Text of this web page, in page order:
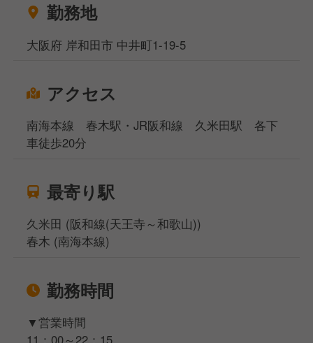
勤務地
大阪府 岸和田市 中井町1-19-5
アクセス
南海本線 春木駅・JR阪和線 久米田駅 各下
車徒歩20分
最寄り駅
久米田 (阪和線(天王寺～和歌山))
春木 (南海本線)
勤務時間
▼営業時間